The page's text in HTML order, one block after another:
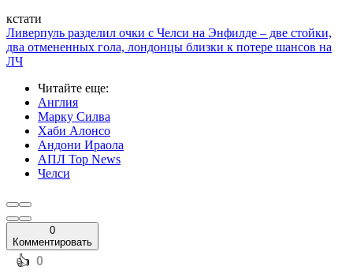
кстати
Ливерпуль разделил очки с Челси на Энфилде – две стойки,
два отмененных гола, лондонцы близки к потере шансов на
ЛЧ
Читайте еще:
Англия
Марку Силва
Хаби Алонсо
Андони Ираола
АПЛ Top News
Челси
0
Комментировать
️👍 0